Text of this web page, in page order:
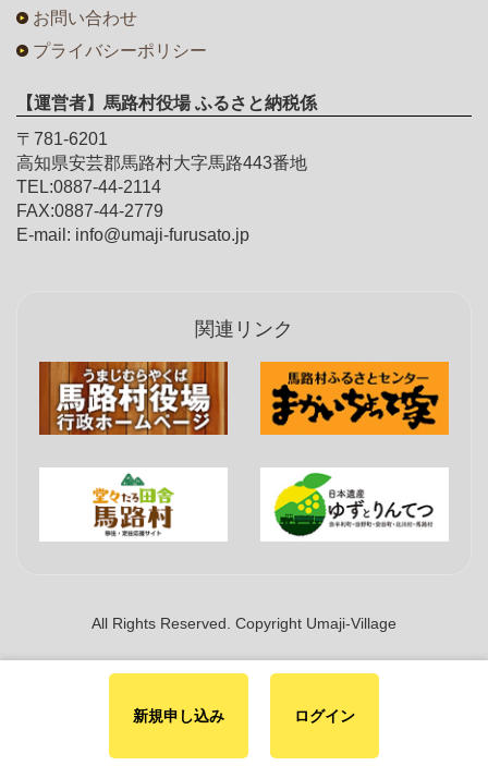
新規申し込み ログイン
お問い合わせ
プライバシーポリシー
【運営者】馬路村役場 ふるさと納税係
〒781-6201
高知県安芸郡馬路村大字馬路443番地
TEL:0887-44-2114
FAX:0887-44-2779
E-mail: info@umaji-furusato.jp
関連リンク
All Rights Reserved. Copyright Umaji-Village